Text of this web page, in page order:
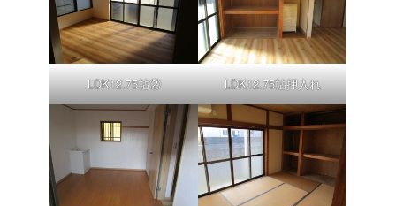
LDK12.75帖② LDK12.75帖押入れ